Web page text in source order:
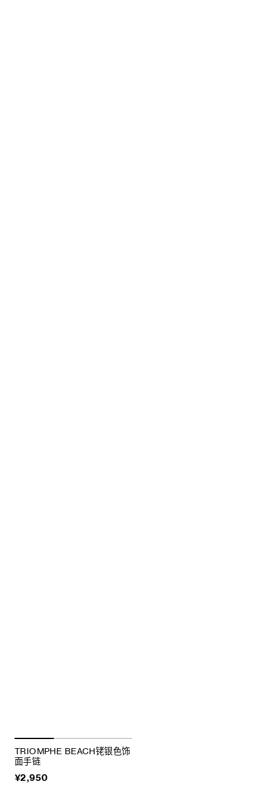
TRIOMPHE BEACH铑银色饰
面手链
¥2,950